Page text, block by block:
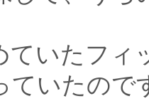
ていたフィ
ていたので